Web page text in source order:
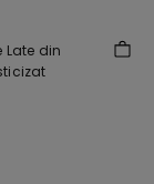
Late din